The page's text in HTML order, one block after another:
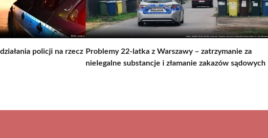
policji na rzecz Problemy 22-latka z Warszawy – zatrzymanie za
nielegalne substancje i złamanie zakazów sądowych